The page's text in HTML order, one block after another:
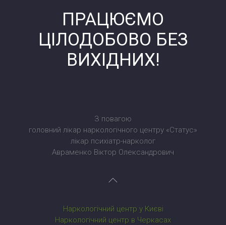
ПРАЦЮЄМО
ЦІЛОДОБОВО БЕЗ
ВИХІДНИХ!
З повагою
головний лікар наркологічного центру «Статус»
лікар психіатр-нарколог
Авраменко Віктор Олександрович
Наркологічний центр у Києві
Наркологічний центр в Черкасах